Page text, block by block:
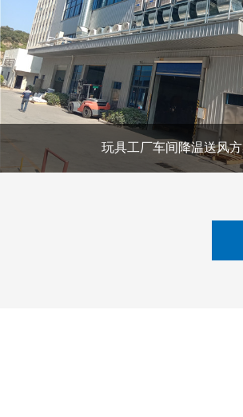
玩具工厂车间降温送风